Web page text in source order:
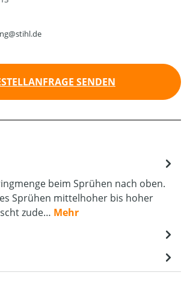
SENDEN
beim Sprühen nach oben.
Sprühen mittelhoher bis hoher
zude… Mehr